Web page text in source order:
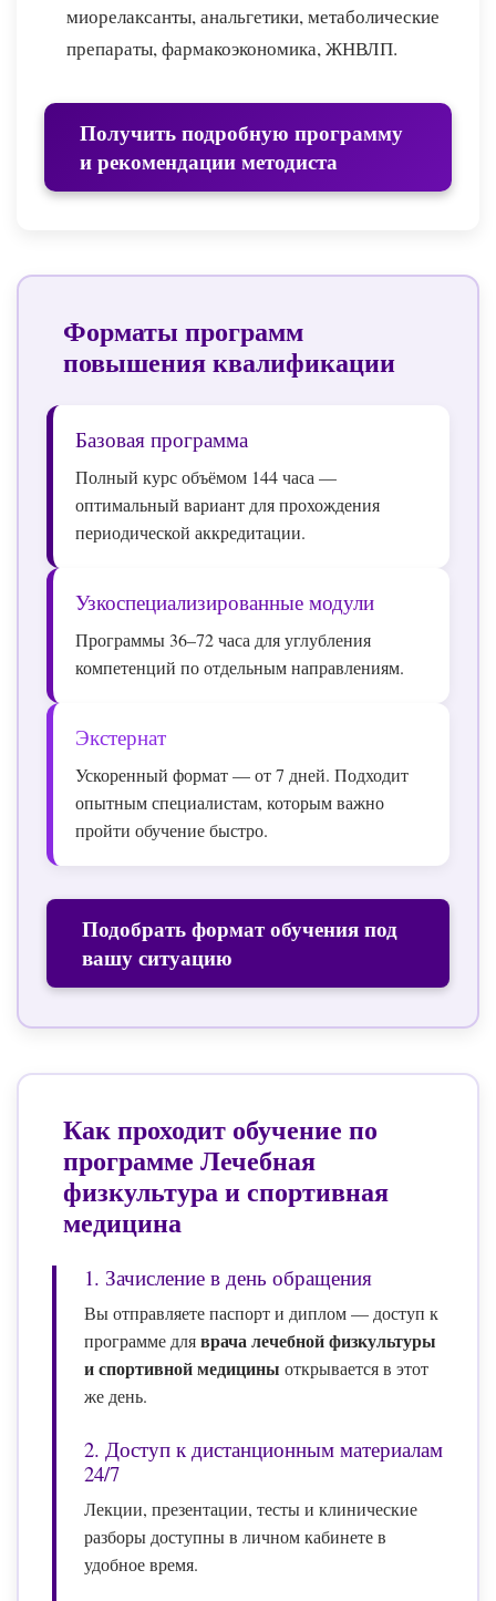
миорелаксанты, анальгетики, метаболические
препараты, фармакоэкономика, ЖНВЛП.
Получить подробную программу
и рекомендации методиста
Форматы программ
повышения квалификации
Базовая программа
Полный курс объёмом 144 часа —
оптимальный вариант для прохождения
периодической аккредитации.
Узкоспециализированные модули
Программы 36–72 часа для углубления
компетенций по отдельным направлениям.
Экстернат
Ускоренный формат — от 7 дней. Подходит
опытным специалистам, которым важно
пройти обучение быстро.
Подобрать формат обучения под
вашу ситуацию
Как проходит обучение по
программе Лечебная
физкультура и спортивная
медицина
1. Зачисление в день обращения
Вы отправляете паспорт и диплом — доступ к
программе дляврача лечебной физкультуры
и спортивной медицины открывается в этот
же день.
2. Доступ к дистанционным материалам
24/7
Лекции, презентации, тесты и клинические
разборы доступны в личном кабинете в
удобное время.